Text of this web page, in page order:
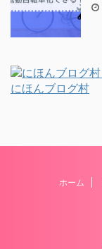
にほんブログ村
ホーム